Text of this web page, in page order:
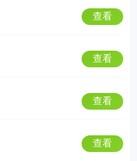
查看
查看
查看
查看